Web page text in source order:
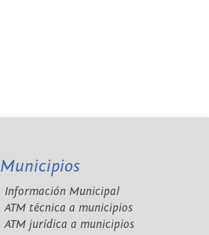
Municipios
Información Municipal
ATM técnica a municipios
ATM jurídica a municipios